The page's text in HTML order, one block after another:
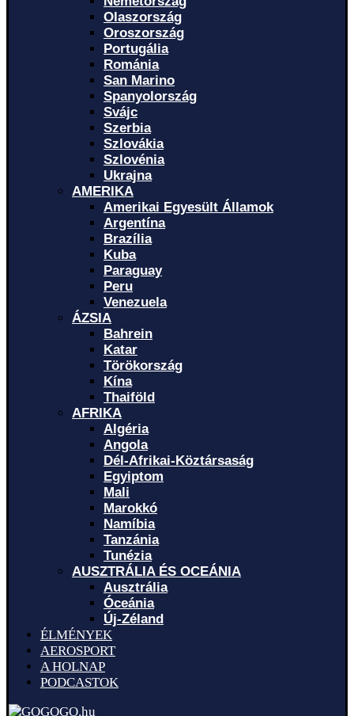
Olaszország
Oroszország
Portugália
Románia
San Marino
Spanyolország
Svájc
Szerbia
Szlovákia
Szlovénia
Ukrajna
AMERIKA
Amerikai Egyesült Államok
Argentína
Brazília
Kuba
Paraguay
Peru
Venezuela
ÁZSIA
Bahrein
Katar
Törökország
Kína
Thaiföld
AFRIKA
Algéria
Angola
Dél-Afrikai-Köztársaság
Egyiptom
Mali
Marokkó
Namíbia
Tanzánia
Tunézia
AUSZTRÁLIA ÉS OCEÁNIA
Ausztrália
Óceánia
Új-Zéland
ÉLMÉNYEK
AEROSPORT
A HOLNAP
PODCASTOK